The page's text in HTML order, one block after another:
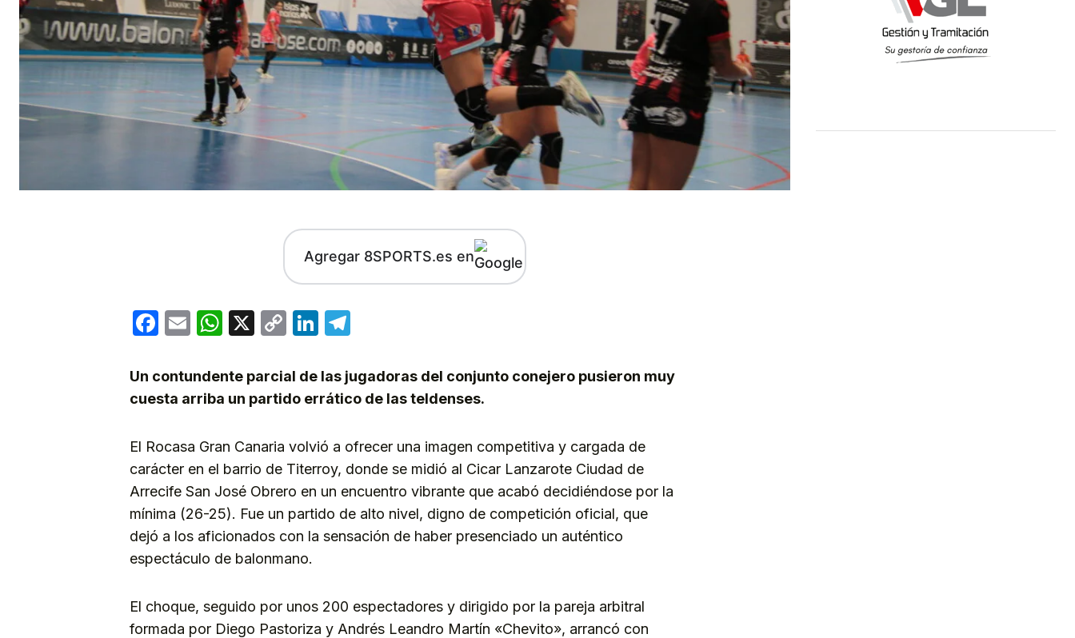
Agregar 8SPORTS.es en
Facebook
EmailWhatsApp
X
CopyLinkedIn
Un contundente parcial de las jugadoras del conjunto conejero pusieron muy
cuesta arriba un partido errático de las teldenses.
El Rocasa Gran Canaria volvió a ofrecer una imagen competitiva y cargada de
carácter en el barrio de Titerroy, donde se midió al Cicar Lanzarote Ciudad de
Arrecife San José Obrero en un encuentro vibrante que acabó decidiéndose por la
mínima (26-25). Fue un partido de alto nivel, digno de competición oficial, que
dejó a los aficionados con la sensación de haber presenciado un auténtico
espectáculo de balonmano.
El choque, seguido por unos 200 espectadores y dirigido por la pareja arbitral
formada por Diego Pastoriza y Andrés Leandro Martín «Chevito», arrancó con